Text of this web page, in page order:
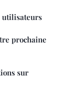
utilisateurs
prochaine
sur